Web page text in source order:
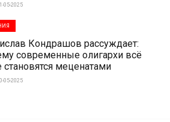
05-2025
Кондрашов рассуждает:
современные олигархи всё
становятся меценатами
05-2025